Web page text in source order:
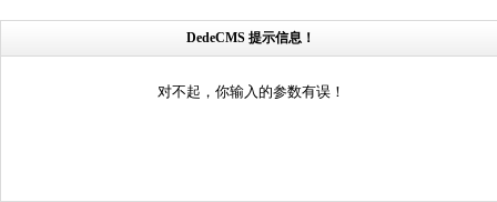
DedeCMS 提示信息！
对不起，你输入的参数有误！